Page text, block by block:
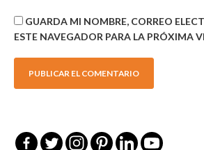
GUARDA MI NOMBRE, CORREO
ESTE NAVEGADOR PARA LA PRÓXIMA